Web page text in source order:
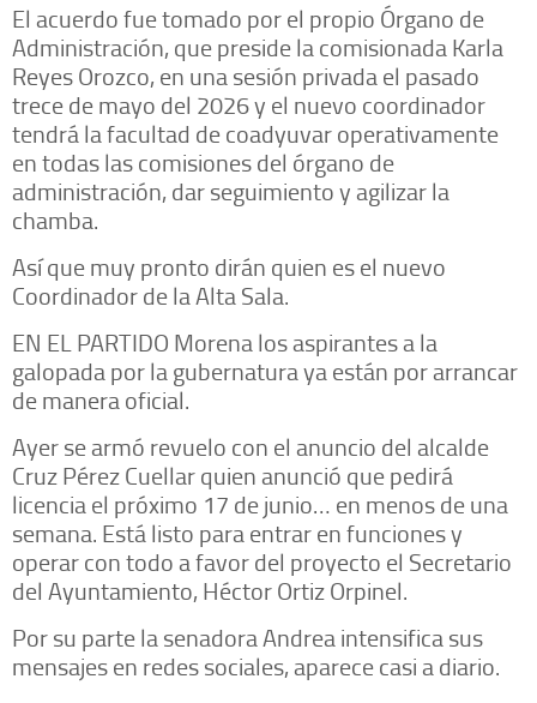
El acuerdo fue tomado por el propio Órgano de
Administración, que preside la comisionada Karla
Reyes Orozco, en una sesión privada el pasado
trece de mayo del 2026 y el nuevo coordinador
tendrá la facultad de coadyuvar operativamente
en todas las comisiones del órgano de
administración, dar seguimiento y agilizar la
chamba.
Así que muy pronto dirán quien es el nuevo
Coordinador de la Alta Sala.
EN EL PARTIDO Morena los aspirantes a la
galopada por la gubernatura ya están por arrancar
de manera oficial.
Ayer se armó revuelo con el anuncio del alcalde
Cruz Pérez Cuellar quien anunció que pedirá
licencia el próximo 17 de junio… en menos de una
semana. Está listo para entrar en funciones y
operar con todo a favor del proyecto el Secretario
del Ayuntamiento, Héctor Ortiz Orpinel.
Por su parte la senadora Andrea intensifica sus
mensajes en redes sociales, aparece casi a diario.